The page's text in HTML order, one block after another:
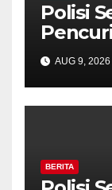
Polisi
Royal
AUG 9, 2026
BERITA